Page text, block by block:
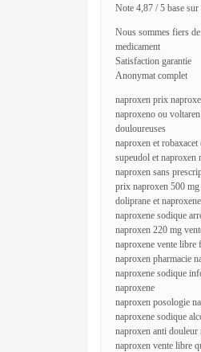
Note 4,87 / 5 base
Nous sommes fiers
medicament
Satisfaction garantie
Anonymat complet
naproxen prix
naproxeno ou
douloureuses
naproxen et
supeudol et naproxen
naproxen sans
prix naproxen 500
doliprane et
naproxene sodique
naproxen 220 mg
naproxene vente libre
naproxen pharmacie
naproxene sodique
naproxene
naproxen posologie
naproxene sodique
naproxen anti douleur
naproxen vente libre